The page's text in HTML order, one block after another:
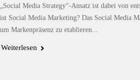
„Social Media Strategy“-Ansatz ist dabei von
ist Social Media Marketing? Das Social Media
um Markenpräsenz zu etablieren...
Weiterlesen